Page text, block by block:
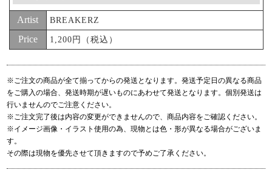
Artist BREAKERZ
Price 1,200円（税込）
※ご注文の商品が全て揃ってからの発送となります。発送予定日の異なる商品
をご購入の場合、発送時期が遅いものにあわせて発送となります。個別発送は
行いませんのでご注意ください。
※ご注文完了後は内容の変更ができませんので、商品内容をご確認ください。
※イメージ画像・イラスト使用の為、現物とは色・形が異なる場合がございま
す。
その際は現物を優先させて頂きますので予めご了承ください。